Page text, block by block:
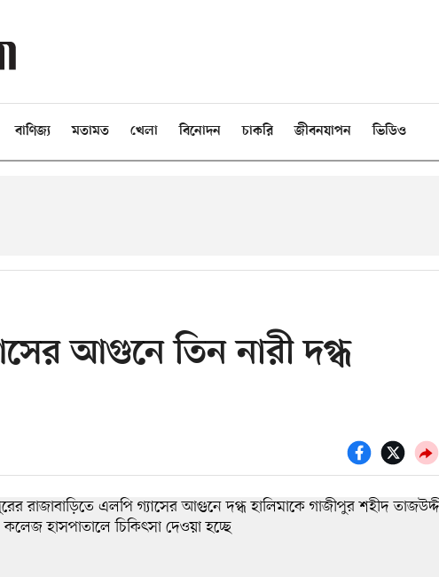
বাণিজ্য মতামত খেলা বিনোদন চাকরি জীবনযাপন ভিডিও
আগুনে তিন নারী দগ্ধ